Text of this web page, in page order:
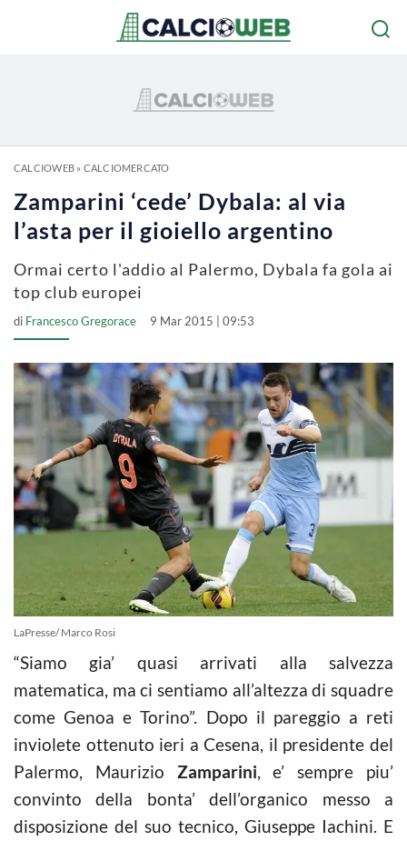
CALCIOWEB» CALCIOMERCATO
Zamparini ‘cede’ Dybala: al via
l’asta per il gioiello argentino
Ormai certo l'addio al Palermo, Dybala fa gola ai
top club europei
di Francesco Gregorace 9 Mar 2015 | 09:53
LaPresse/ Marco Rosi
“Siamo gia’ quasi arrivati alla salvezza
matematica, ma ci sentiamo all’altezza di squadre
come Genoa e Torino”. Dopo il pareggio a reti
inviolete ottenuto ieri a Cesena, il presidente del
Palermo, Maurizio Zamparini, e’ sempre piu’
convinto della bonta’ dell’organico messo a
disposizione del suo tecnico, Giuseppe Iachini. E